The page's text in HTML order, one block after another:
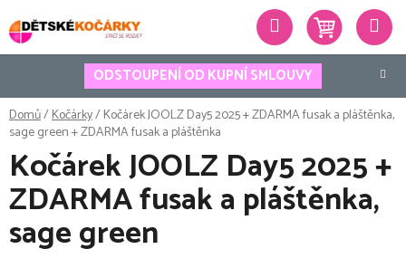
na
obsah
ODSTOUPENÍ OD KUPNÍ SMLOUVY
Hledat
Domů/Kočárky/Kočárek JOOLZ Day5 2025 + ZDARMA fusak a pláštěnka,
sage green+ ZDARMA fusak a pláštěnka
Kočárek JOOLZ Day5 2025 +
ZDARMA fusak a pláštěnka,
sage green